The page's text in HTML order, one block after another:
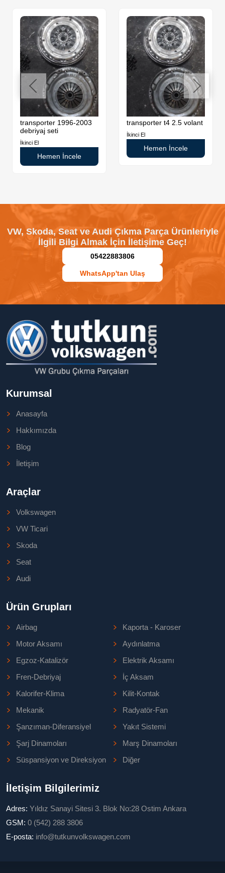
transporter 1996-2003
debriyaj seti
İkinci El
Hemen İncele
transporter t4 2.5 volant
İkinci El
Hemen İncele
VW, Skoda, Seat ve Audi Çıkma Parça Ürünleriyle
İlgili Bilgi Almak İçin İletişime Geç!
05422883806
WhatsApp'tan Ulaş
Kurumsal
Anasayfa
Hakkımızda
Blog
İletişim
Araçlar
Volkswagen
VW Ticari
Skoda
Seat
Audi
Ürün Grupları
Airbag
Kaporta - Karoser
Motor Aksamı
Aydınlatma
Egzoz-Katalizör
Elektrik Aksamı
Fren-Debriyaj
İç Aksam
Kalorifer-Klima
Kilit-Kontak
Mekanik
Radyatör-Fan
Şanzıman-Diferansiyel
Yakıt Sistemi
Şarj Dinamoları
Marş Dinamoları
Süspansiyon ve Direksiyon
Diğer
İletişim Bilgilerimiz
Adres: Yıldız Sanayi Sitesi 3. Blok No:28 Ostim Ankara
GSM: 0 (542) 288 3806
E-posta: info@tutkunvolkswagen.com